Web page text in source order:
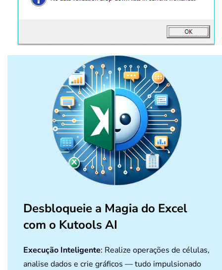
Desbloqueie a Magia do Excel
com o Kutools AI
Execução Inteligente: Realize operações de células,
analise dados e crie gráficos — tudo impulsionado